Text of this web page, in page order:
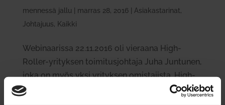
mennessä jallu | marras 28, 2016| Asiakastarinat,
Johtajuus, Kaikki
Webi­naa­rissa 22.11.2016 oli vie­raana High­
Roller-yri­tyksen toi­mi­tus­johtaja Juha Jun­tunen,
joka on myös yksi yri­tyksen omis­ta­jista. High­
Roller on yri­tyksen ensim­mäinen tuote, joka on